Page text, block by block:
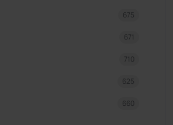
675
671
710
625
660